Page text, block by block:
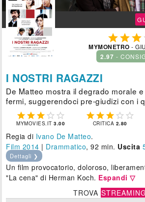

MYMONETRO -
2.97 -
I NOSTRI RAGAZZI
De Matteo mostra il degrado morale
fermi, suggerendoci pre-giudizi con i
    
MYMOVIES.IT3.00
    
CRITICA 2.80
Regia di Ivano De Matteo.
Film 2014 | Drammatico, 92 min. Uscita
Dettagli ❯
Un film provocatorio, doloroso,
"La cena" di Herman Koch. Espandi ▽
TROVA STREAMING